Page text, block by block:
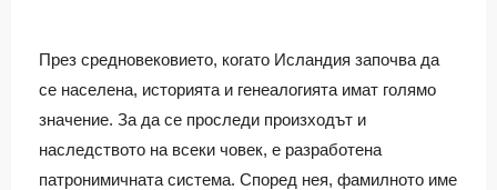
През средновековието, когато Исландия започва да
се населена, историята и генеалогията имат голямо
значение. За да се проследи произходът и
наследството на всеки човек, е разработена
патронимичната система. Според нея, фамилното име